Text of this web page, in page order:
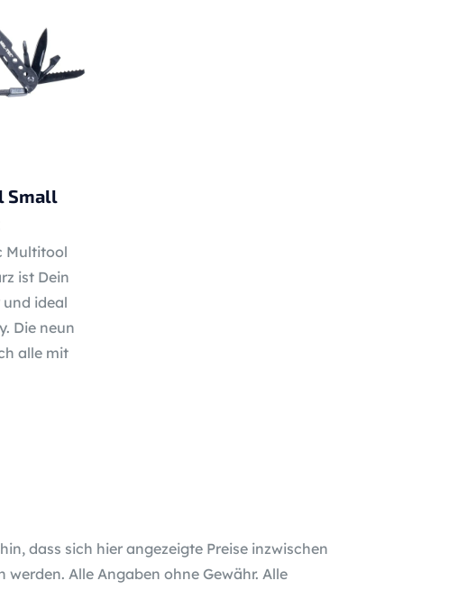
Small
Multitool
ist Dein
ideal
Die neun
alle mit
dass sich hier angezeigte Preise inzwischen
Alle Angaben ohne Gewähr. Alle